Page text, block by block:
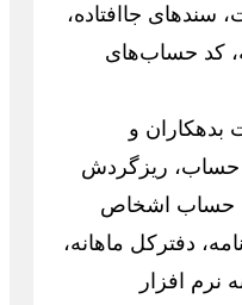
سندهای جاافتاده،
کد حساب‌های
بدهکاران و
حساب، ریزگردش
حساب اشخاص
دفترکل ماهانه،
نرم افزار